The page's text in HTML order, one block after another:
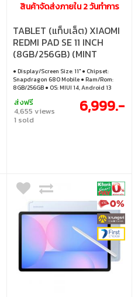
สินค้าจัดส่งภายใน 2 วันทำการ
TABLET (แท็บเล็ต) XIAOMI
REDMI PAD SE 11 INCH
(8GB/256GB) (MINT
GREEN) (XMI-
6941812756522)
● Display/Screen Size: 11" ● Chipset:
Snapdragon 680 Mobile ● Ram/Rom:
8GB/256GB ● OS: MIUI 14, Android 13
ส่งฟรี
4,655 views
1 sold
6,999.-